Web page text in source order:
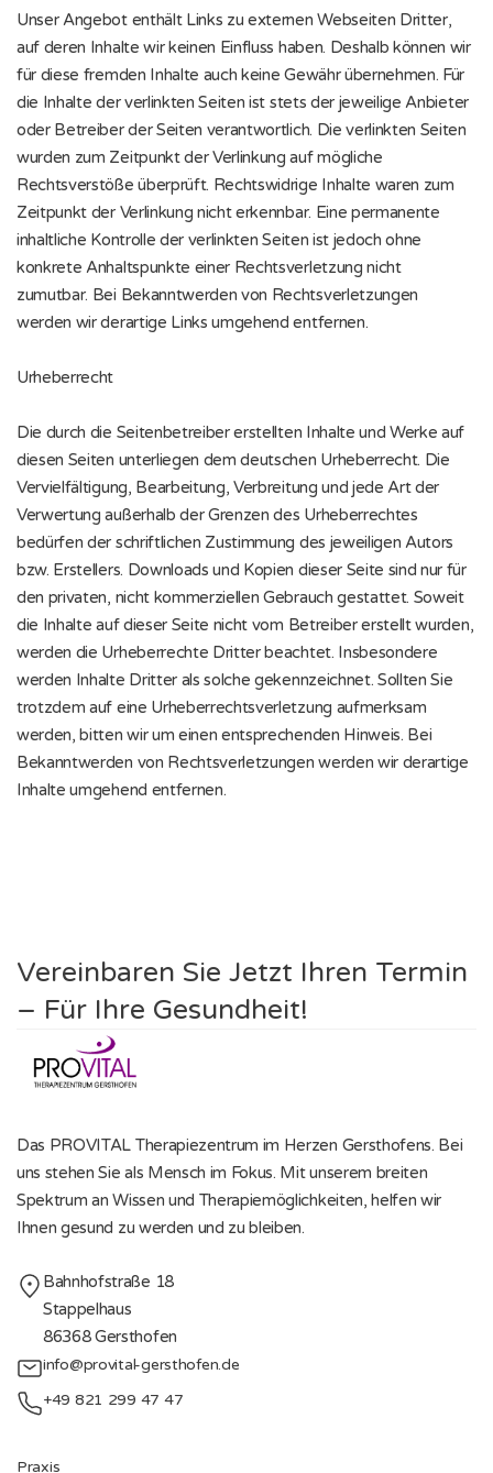
Unser Angebot enthält Links zu externen Webseiten Dritter,
auf deren Inhalte wir keinen Einfluss haben. Deshalb können wir
für diese fremden Inhalte auch keine Gewähr übernehmen. Für
die Inhalte der verlinkten Seiten ist stets der jeweilige Anbieter
oder Betreiber der Seiten verantwortlich. Die verlinkten Seiten
wurden zum Zeitpunkt der Verlinkung auf mögliche
Rechtsverstöße überprüft. Rechtswidrige Inhalte waren zum
Zeitpunkt der Verlinkung nicht erkennbar. Eine permanente
inhaltliche Kontrolle der verlinkten Seiten ist jedoch ohne
konkrete Anhaltspunkte einer Rechtsverletzung nicht
zumutbar. Bei Bekanntwerden von Rechtsverletzungen
werden wir derartige Links umgehend entfernen.
Urheberrecht
Die durch die Seitenbetreiber erstellten Inhalte und Werke auf
diesen Seiten unterliegen dem deutschen Urheberrecht. Die
Vervielfältigung, Bearbeitung, Verbreitung und jede Art der
Verwertung außerhalb der Grenzen des Urheberrechtes
bedürfen der schriftlichen Zustimmung des jeweiligen Autors
bzw. Erstellers. Downloads und Kopien dieser Seite sind nur für
den privaten, nicht kommerziellen Gebrauch gestattet. Soweit
die Inhalte auf dieser Seite nicht vom Betreiber erstellt wurden,
werden die Urheberrechte Dritter beachtet. Insbesondere
werden Inhalte Dritter als solche gekennzeichnet. Sollten Sie
trotzdem auf eine Urheberrechtsverletzung aufmerksam
werden, bitten wir um einen entsprechenden Hinweis. Bei
Bekanntwerden von Rechtsverletzungen werden wir derartige
Inhalte umgehend entfernen.
Vereinbaren Sie Jetzt Ihren Termin
– Für Ihre Gesundheit!
Das PROVITAL Therapiezentrum im Herzen Gersthofens. Bei
uns stehen Sie als Mensch im Fokus. Mit unserem breiten
Spektrum an Wissen und Therapiemöglichkeiten, helfen wir
Ihnen gesund zu werden und zu bleiben.
Bahnhofstraße 18
Stappelhaus
86368 Gersthofen
info@provital-gersthofen.de
+49 821 299 47 47
Praxis